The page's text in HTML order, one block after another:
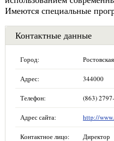
Имеются специальные
Контактные данные
Город:
Адрес: 344000
Телефон: (863)
Адрес сайта: http://
Контактное лицо: Директор